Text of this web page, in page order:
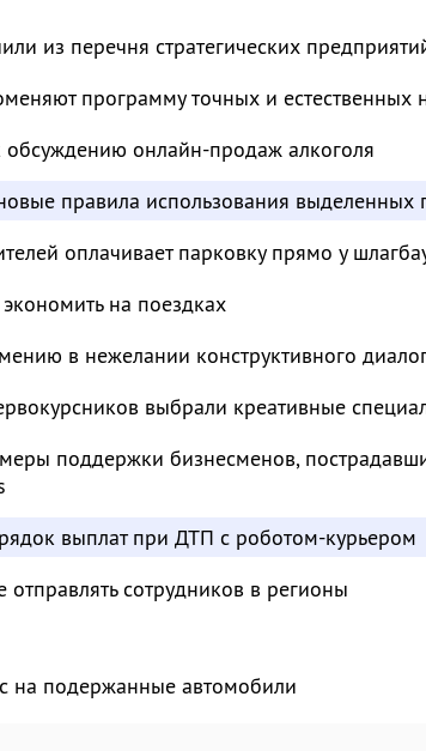
из перечня стратегических
программу точных и естественных
обсуждению онлайн-продаж алкоголя
правила использования выделенных
оплачивает парковку прямо у
на поездках
в нежелании конструктивного
выбрали креативные
поддержки бизнесменов,
выплат при ДТП с роботом-курьером
сотрудников в регионы
на подержанные автомобили